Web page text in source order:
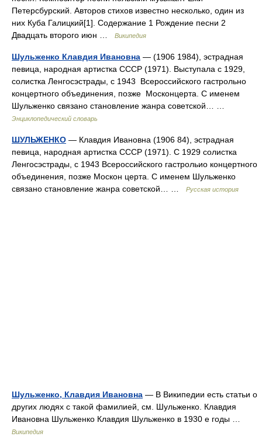
Петерсбурский. Авторов стихов известно несколько, один из
них Куба Галицкий[1]. Содержание 1 Рождение песни 2
Двадцать второго июн …
Википедия
Шульженко Клавдия Ивановна — (1906 1984), эстрадная
певица, народная артистка СССР (1971). Выступала с 1929,
солистка Ленгосэстрады, с 1943 Всероссийского гастрольно
концертного объединения, позже Москонцерта. С именем
Шульженко связано становление жанра советской… …
Энциклопедический словарь
ШУЛЬЖЕНКО — Клавдия Ивановна (1906 84), эстрадная
певица, народная артистка СССР (1971). С 1929 солистка
Ленгосэстрады, с 1943 Всероссийского гастрольио концертного
объединения, позже Москон церта. С именем Шульженко
связано становление жанра советской… …
Русская история
Шульженко, Клавдия Ивановна — В Википедии есть статьи о
других людях с такой фамилией, см. Шульженко. Клавдия
Ивановна Шульженко Клавдия Шульженко в 1930 е годы …
Википедия